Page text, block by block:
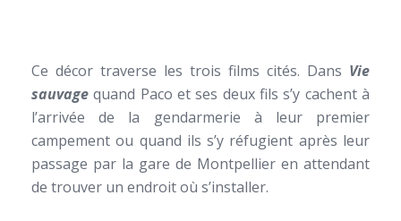
Ce décor traverse les trois films cités. Dans Vie
sauvage quand Paco et ses deux fils s’y cachent à
l’arrivée de la gendarmerie à leur premier
campement ou quand ils s’y réfugient après leur
passage par la gare de Montpellier en attendant
de trouver un endroit où s’installer.